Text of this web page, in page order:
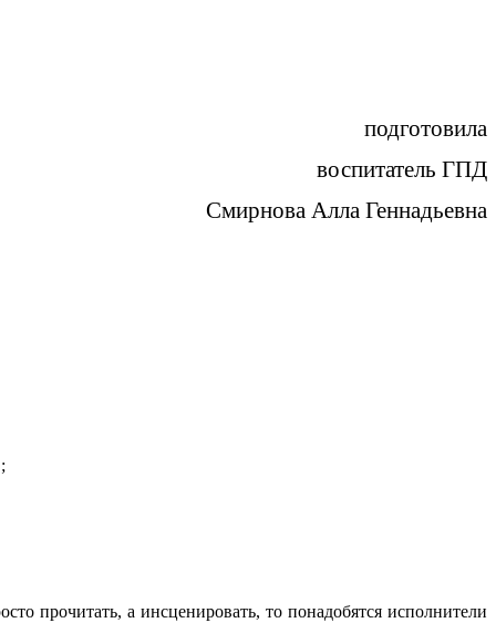
подготовила
воспитатель ГПД
Смирнова Алла Геннадьевна
прочитать, а инсценировать, то понадобятся исполнители